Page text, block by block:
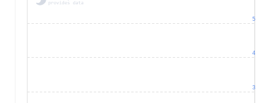
3
4
5